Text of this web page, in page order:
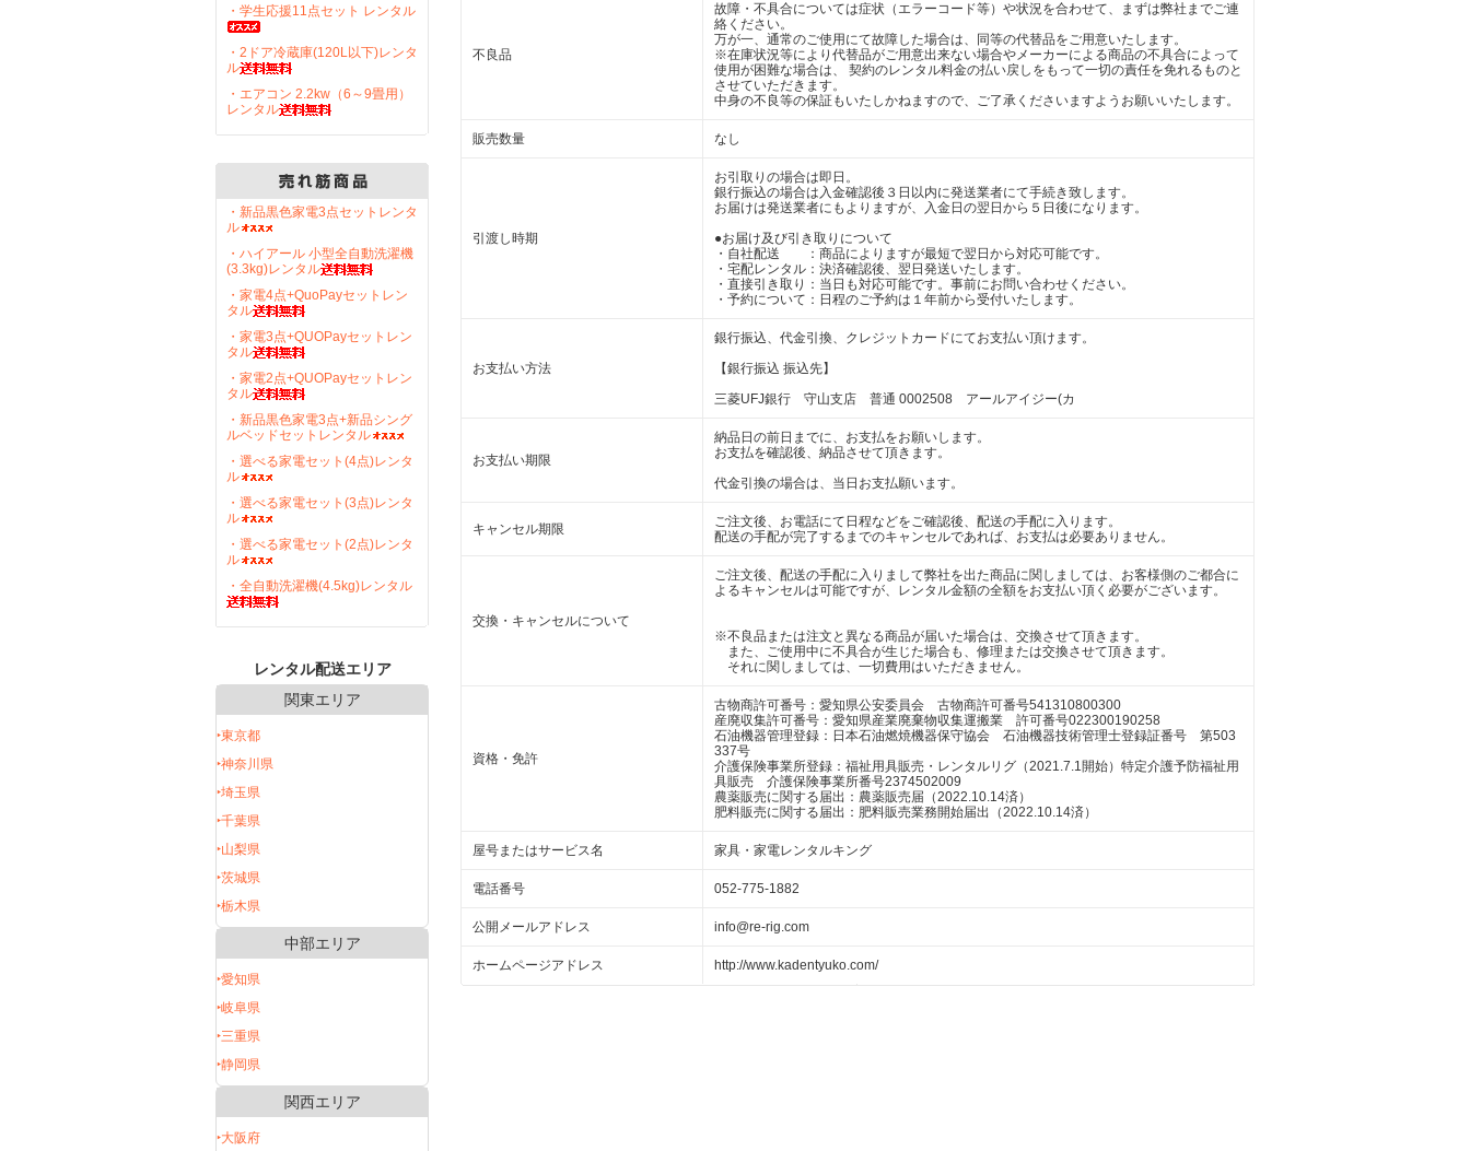
・学生応援11点セット レンタル
・2ドア冷蔵庫(120L以下)レンタ
ル
・エアコン 2.2kw（6～9畳用）
レンタル
・新品黒色家電3点セットレンタ
ル
・ハイアール 小型全自動洗濯機
(3.3kg)レンタル
・家電4点+QuoPayセットレン
タル
・家電3点+QUOPayセットレン
タル
・家電2点+QUOPayセットレン
タル
・新品黒色家電3点+新品シング
ルベッドセットレンタル
・選べる家電セット(4点)レンタ
ル
・選べる家電セット(3点)レンタ
ル
・選べる家電セット(2点)レンタ
ル
・全自動洗濯機(4.5kg)レンタル
レンタル配送エリア
関東エリア
‣東京都
‣神奈川県
‣埼玉県
‣千葉県
‣山梨県
‣茨城県
‣栃木県
中部エリア
‣愛知県
‣岐阜県
‣三重県
‣静岡県
関西エリア
‣大阪府
不良品
故障・不具合については症状（エラーコード等）や状況を合わせて、まずは弊社までご連
絡ください。
万が一、通常のご使用にて故障した場合は、同等の代替品をご用意いたします。
※在庫状況等により代替品がご用意出来ない場合やメーカーによる商品の不具合によって
使用が困難な場合は、 契約のレンタル料金の払い戻しをもって一切の責任を免れるものと
させていただきます。
中身の不良等の保証もいたしかねますので、ご了承くださいますようお願いいたします。
販売数量 なし
引渡し時期
お引取りの場合は即日。
銀行振込の場合は入金確認後３日以内に発送業者にて手続き致します。
お届けは発送業者にもよりますが、入金日の翌日から５日後になります。
●お届け及び引き取りについて
・自社配送 ：商品によりますが最短で翌日から対応可能です。
・宅配レンタル：決済確認後、翌日発送いたします。
・直接引き取り：当日も対応可能です。事前にお問い合わせください。
・予約について：日程のご予約は１年前から受付いたします。
お支払い方法
銀行振込、代金引換、クレジットカードにてお支払い頂けます。
【銀行振込 振込先】
三菱UFJ銀行 守山支店 普通 0002508 アールアイジー(カ
お支払い期限
納品日の前日までに、お支払をお願いします。
お支払を確認後、納品させて頂きます。
代金引換の場合は、当日お支払願います。
キャンセル期限
ご注文後、お電話にて日程などをご確認後、配送の手配に入ります。
配送の手配が完了するまでのキャンセルであれば、お支払は必要ありません。
交換・キャンセルについて
ご注文後、配送の手配に入りまして弊社を出た商品に関しましては、お客様側のご都合に
よるキャンセルは可能ですが、レンタル金額の全額をお支払い頂く必要がございます。
※不良品または注文と異なる商品が届いた場合は、交換させて頂きます。
また、ご使用中に不具合が生じた場合も、修理または交換させて頂きます。
それに関しましては、一切費用はいただきません。
資格・免許
古物商許可番号：愛知県公安委員会 古物商許可番号541310800300
産廃収集許可番号：愛知県産業廃棄物収集運搬業 許可番号022300190258
石油機器管理登録：日本石油燃焼機器保守協会 石油機器技術管理士登録証番号 第503
337号
介護保険事業所登録：福祉用具販売・レンタルリグ（2021.7.1開始）特定介護予防福祉用
具販売 介護保険事業所番号2374502009
農薬販売に関する届出：農薬販売届（2022.10.14済）
肥料販売に関する届出：肥料販売業務開始届出（2022.10.14済）
屋号またはサービス名 家具・家電レンタルキング
電話番号 052-775-1882
公開メールアドレス info@re-rig.com
ホームページアドレス http://www.kadentyuko.com/